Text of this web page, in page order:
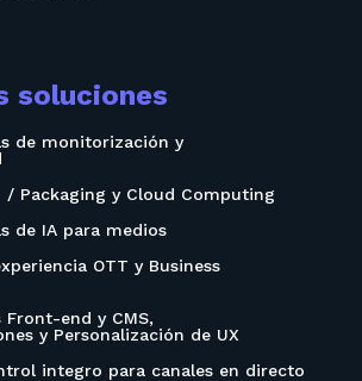
soluciones
de monitorización y
/ Packaging y Cloud Computing
de IA para medios
OTT y Business
Front-end y CMS,
y Personalización de UX
integro para canales en directo